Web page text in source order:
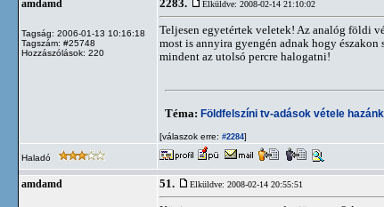
amdamd
Tagság: 2006-01-13 10:16:18
Tagszám: #25748
Hozzászólások: 220
2283. Elküldve: 2008-02-14 21:10:02
Teljesen egyetértek veletek! Az analóg földi
most is annyira gyengén adnak hogy
mindent az utolsó percre halogatni!
Téma: Földfelszíni tv-adások vétele
[válaszok erre: #2284]
Haladó
amdamd 51. Elküldve: 2008-02-14 20:55:51